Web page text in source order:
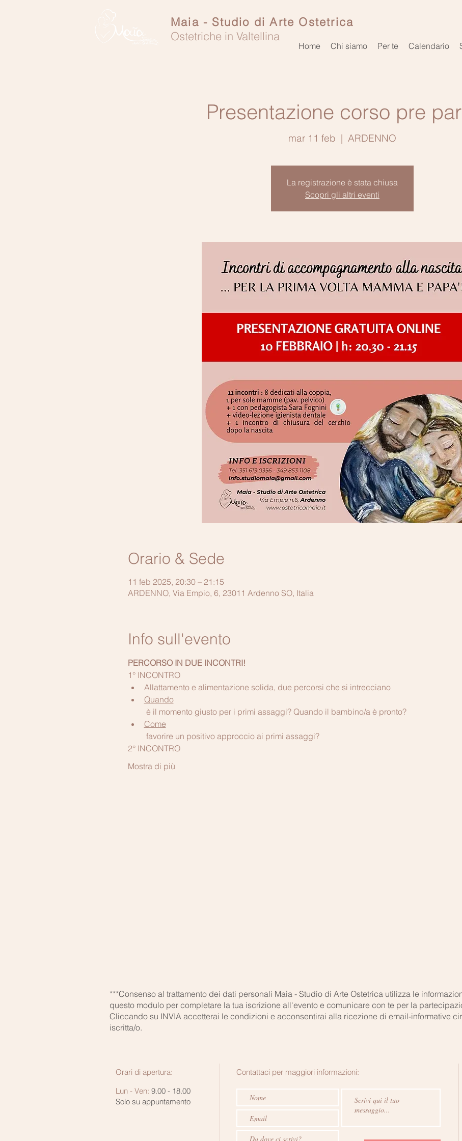
Maia - Studio di Arte Ostetrica
Ostetriche in Valtellina
Home Chi siamo Per te Calendario
Presentazione corso pre
mar 11 feb
  |
ARDENNO
La registrazione è stata chiusa
Scopri gli altri eventi
Orario & Sede
11 feb 2025, 20:30 – 21:15
ARDENNO, Via Empio, 6, 23011 Ardenno SO, Italia
Info sull'evento
PERCORSO IN DUE INCONTRI!
1° INCONTRO
Allattamento e alimentazione solida, due percorsi che si intrecciano
Quando
è il momento giusto per i primi assaggi? Quando il bambino/a è pronto?
Come
favorire un positivo approccio ai primi assaggi?
2° INCONTRO
Mostra di più
***Consenso al trattamento dei dati personali Maia - Studio di Arte Ostetrica utilizza le
questo modulo per completare la tua iscrizione all'evento e comunicare con te per la
Cliccando su INVIA accetterai le condizioni e acconsentirai alla ricezione di email-informative
iscritta/o.
Contattaci per maggiori informazioni:
Orari di apertura:
Lun - Ven: 9.00 - 18.00
Solo su appuntamento